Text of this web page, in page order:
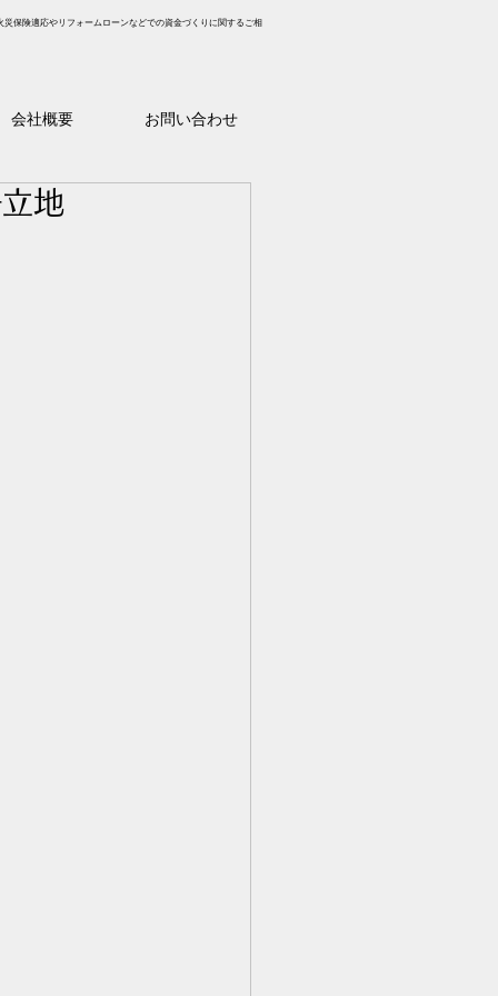
保険適応やリフォームローンなどでの資金づくりに関するご相
会社概要 お問い合わせ
地